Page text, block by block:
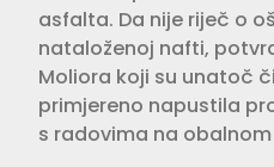
asfalta. Da nije riječ o
nataloženoj nafti,
Moliora koji su unatoč
primjereno napustila
s radovima na obalnom